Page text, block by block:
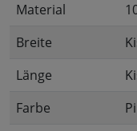
Material
Breite
Länge
Farbe